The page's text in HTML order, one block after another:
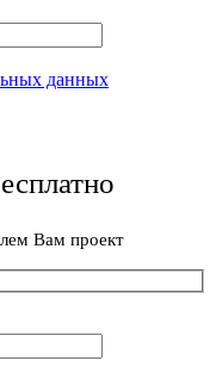
данных
Вам проект